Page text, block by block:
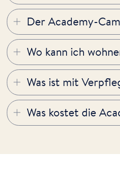
Der Academy-
Wo kann ich
Was ist mit
Was kostet die